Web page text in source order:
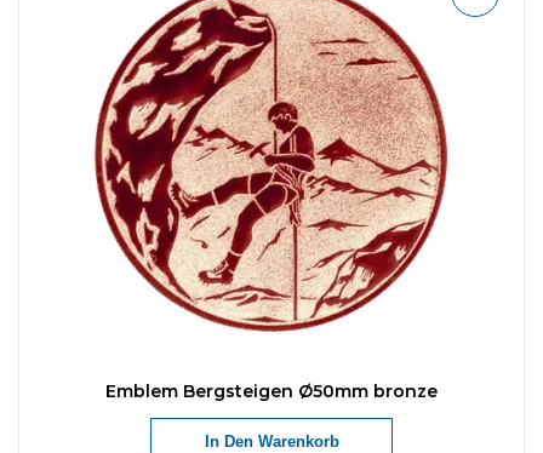
Emblem Bergsteigen Ø50mm bronze
In Den Warenkorb